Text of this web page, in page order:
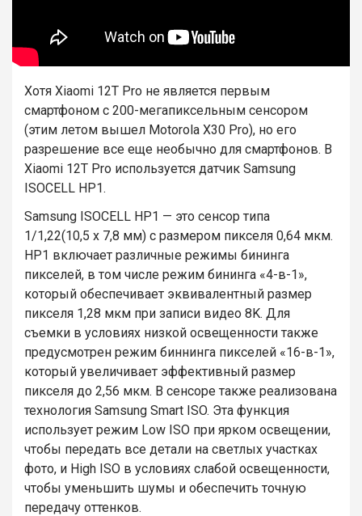
Хотя Xiaomi 12T Pro не является первым
смартфоном с 200-мегапиксельным сенсором
(этим летом вышел Motorola X30 Pro), но его
разрешение все еще необычно для смартфонов. В
Xiaomi 12T Pro используется датчик Samsung
ISOCELL HP1.
Samsung ISOCELL HP1 — это сенсор типа
1/1,22(10,5 x 7,8 мм) с размером пикселя 0,64 мкм.
HP1 включает различные режимы бининга
пикселей, в том числе режим бининга «4-в-1»,
который обеспечивает эквивалентный размер
пикселя 1,28 мкм при записи видео 8K. Для
съемки в условиях низкой освещенности также
предусмотрен режим биннинга пикселей «16-в-1»,
который увеличивает эффективный размер
пикселя до 2,56 мкм. В сенсоре также реализована
технология Samsung Smart ISO. Эта функция
использует режим Low ISO при ярком освещении,
чтобы передать все детали на светлых участках
фото, и High ISO в условиях слабой освещенности,
чтобы уменьшить шумы и обеспечить точную
передачу оттенков.